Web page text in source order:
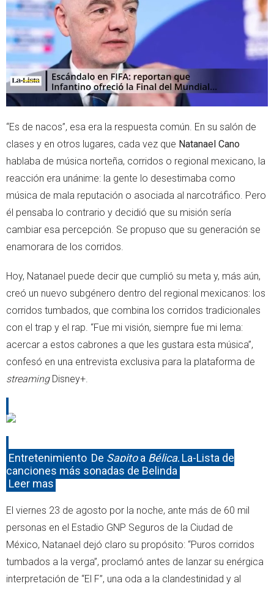
r
p
p
“Es de nacos”, esa era la respuesta común. En su salón de
clases y en otros lugares, cada vez que Natanael Cano
hablaba de música norteña, corridos o regional mexicano, la
reacción era unánime: la gente lo desestimaba como
música de mala reputación o asociada al narcotráfico. Pero
él pensaba lo contrario y decidió que su misión sería
cambiar esa percepción. Se propuso que su generación se
enamorara de los corridos.
Hoy, Natanael puede decir que cumplió su meta y, más aún,
creó un nuevo subgénero dentro del regional mexicanos: los
corridos tumbados, que combina los corridos tradicionales
con el trap y el rap. “Fue mi visión, siempre fue mi lema:
acercar a estos cabrones a que les gustara esta música”,
confesó en una entrevista exclusiva para la plataforma de
streamingDisney+.
Entretenimiento De Sapitoa Bélica, La-Lista de
canciones más sonadas de Belinda
Leer mas
El viernes 23 de agosto por la noche, ante más de 60 mil
personas en el Estadio GNP Seguros de la Ciudad de
México, Natanael dejó claro su propósito: “Puros corridos
tumbados a la verga”, proclamó antes de lanzar su enérgica
interpretación de “El F”, una oda a la clandestinidad y al